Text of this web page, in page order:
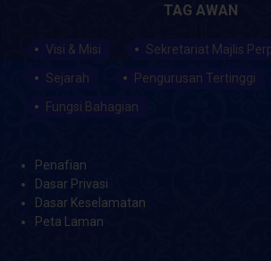
TAG AWAN
Visi & Misi
Sekretariat Majlis
Sejarah
Pengurusan Tertinggi
Fungsi Bahagian
Penafian
Dasar Privasi
Dasar Keselamatan
Peta Laman